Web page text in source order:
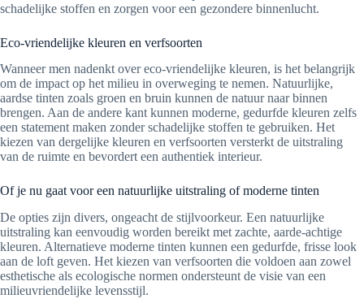
schadelijke stoffen en zorgen voor een gezondere binnenlucht.
Eco-vriendelijke kleuren en verfsoorten
Wanneer men nadenkt over eco-vriendelijke kleuren, is het belangrijk
om de impact op het milieu in overweging te nemen. Natuurlijke,
aardse tinten zoals groen en bruin kunnen de natuur naar binnen
brengen. Aan de andere kant kunnen moderne, gedurfde kleuren zelfs
een statement maken zonder schadelijke stoffen te gebruiken. Het
kiezen van dergelijke kleuren en verfsoorten versterkt de uitstraling
van de ruimte en bevordert een authentiek interieur.
Of je nu gaat voor een natuurlijke uitstraling of moderne tinten
De opties zijn divers, ongeacht de stijlvoorkeur. Een natuurlijke
uitstraling kan eenvoudig worden bereikt met zachte, aarde-achtige
kleuren. Alternatieve moderne tinten kunnen een gedurfde, frisse look
aan de loft geven. Het kiezen van verfsoorten die voldoen aan zowel
esthetische als ecologische normen ondersteunt de visie van een
milieuvriendelijke levensstijl.